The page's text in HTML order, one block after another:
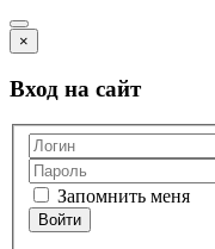
×
Вход на сайт
Запомнить меня